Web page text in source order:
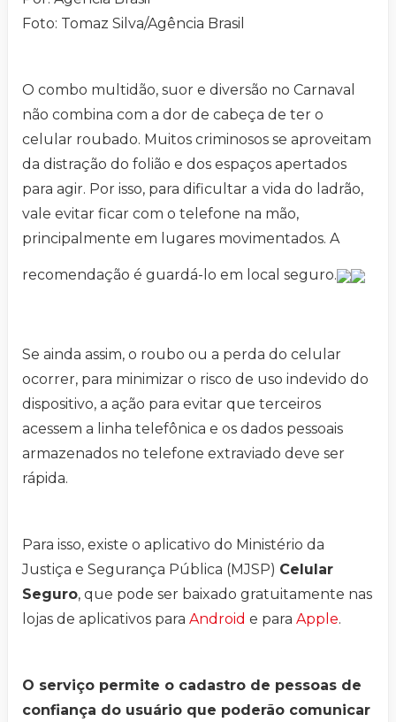
Foto: Tomaz Silva/Agência Brasil
O combo multidão, suor e diversão no Carnaval
não combina com a dor de cabeça de ter o
celular roubado. Muitos criminosos se aproveitam
da distração do folião e dos espaços apertados
para agir. Por isso, para dificultar a vida do ladrão,
vale evitar ficar com o telefone na mão,
principalmente em lugares movimentados. A
recomendação é guardá-lo em local seguro.
Se ainda assim, o roubo ou a perda do celular
ocorrer, para minimizar o risco de uso indevido do
dispositivo, a ação para evitar que terceiros
acessem a linha telefônica e os dados pessoais
armazenados no telefone extraviado deve ser
rápida.
Para isso, existe o aplicativo do Ministério da
Justiça e Segurança Pública (MJSP) Celular
Seguro, que pode ser baixado gratuitamente nas
lojas de aplicativos para Android e para Apple.
O serviço permite o cadastro de pessoas de
confiança do usuário que poderão comunicar